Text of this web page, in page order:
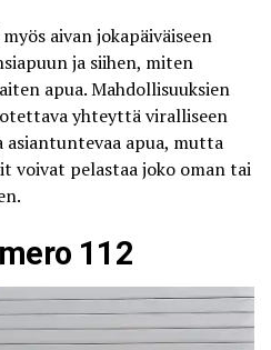
aivan jokapäiväiseen
ja siihen, miten
apua. Mahdollisuuksien
yhteyttä viralliseen
asiantuntevaa apua, mutta
voivat pelastaa joko oman tai
112